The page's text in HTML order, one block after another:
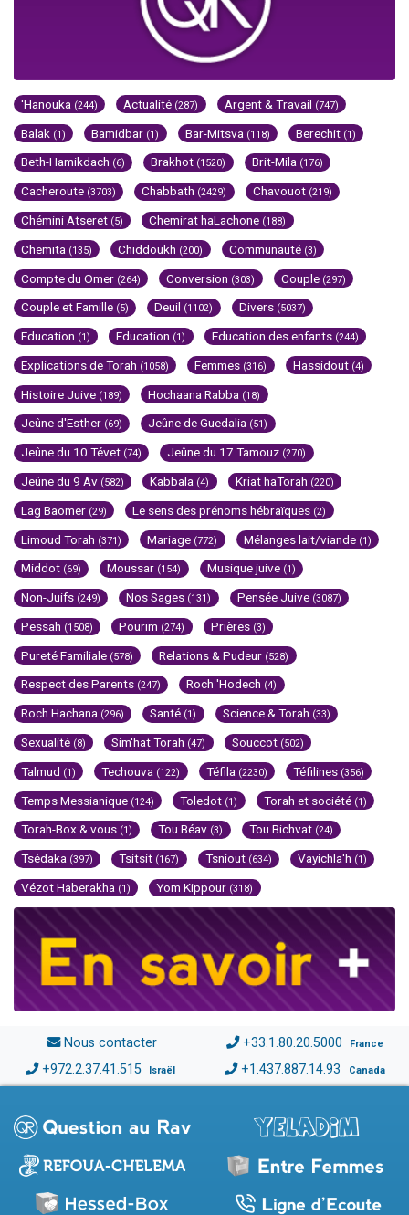
'Hanouka (244) Actualité (287) Argent & Travail (747)
Balak (1) Bamidbar (1) Bar-Mitsva (118) Berechit (1)
Beth-Hamikdach (6) Brakhot (1520) Brit-Mila (176)
Cacheroute (3703) Chabbath (2429) Chavouot (219)
Chémini Atseret (5) Chemirat haLachone (188)
Chemita (135) Chiddoukh (200) Communauté (3)
Compte du Omer (264) Conversion (303) Couple (297)
Couple et Famille (5) Deuil (1102) Divers (5037)
Education (1) Education (1) Education des enfants (244)
Explications de Torah (1058) Femmes (316) Hassidout (4)
Histoire Juive (189) Hochaana Rabba (18)
Jeûne d'Esther (69) Jeûne de Guedalia (51)
Jeûne du 10 Tévet (74) Jeûne du 17 Tamouz (270)
Jeûne du 9 Av (582) Kabbala (4) Kriat haTorah (220)
Lag Baomer (29) Le sens des prénoms hébraïques (2)
Limoud Torah (371) Mariage (772) Mélanges lait/viande (1)
Middot (69) Moussar (154) Musique juive (1)
Non-Juifs (249) Nos Sages (131) Pensée Juive (3087)
Pessah (1508) Pourim (274) Prières (3)
Pureté Familiale (578) Relations & Pudeur (528)
Respect des Parents (247) Roch 'Hodech (4)
Roch Hachana (296) Santé (1) Science & Torah (33)
Sexualité (8) Sim'hat Torah (47) Souccot (502)
Talmud (1) Techouva (122) Téfila (2230) Téfilines (356)
Temps Messianique (124) Toledot (1) Torah et société (1)
Torah-Box & vous (1) Tou Béav (3) Tou Bichvat (24)
Tsédaka (397) Tsitsit (167) Tsniout (634) Vayichla'h (1)
Vézot Haberakha (1) Yom Kippour (318)
Nous contacter +33.1.80.20.5000 France
+972.2.37.41.515 Israël +1.437.887.14.93 Canada